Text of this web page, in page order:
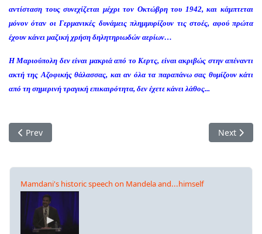
αντίσταση τους συνεχίζεται μέχρι τον Οκτώβρη του 1942, και κάμπτεται
μόνον όταν οι Γερμανικές δυνάμεις πλημμυρίζουν τις στοές, αφού πρώτα
έχουν κάνει μαζική χρήση δηλητηριωδών αερίων…
Η Μαριούπολη δενείναι μακριάαπό το Κερτς, είναιακριβώς στηναπέναντι
ακτή της Αζοφικήςθάλασσας, και αν όλα τα παραπάνω σας θυμίζουνκάτι
από τη σημερινή τραγική επικαιρότητα, δεν έχετε κάνει λάθος...
Previous article: Το αντιπολεμικό "Πίσω, Ρωσία!" από το
Prev Next
Next
Mamdani's historic speech on Mandela and...himself